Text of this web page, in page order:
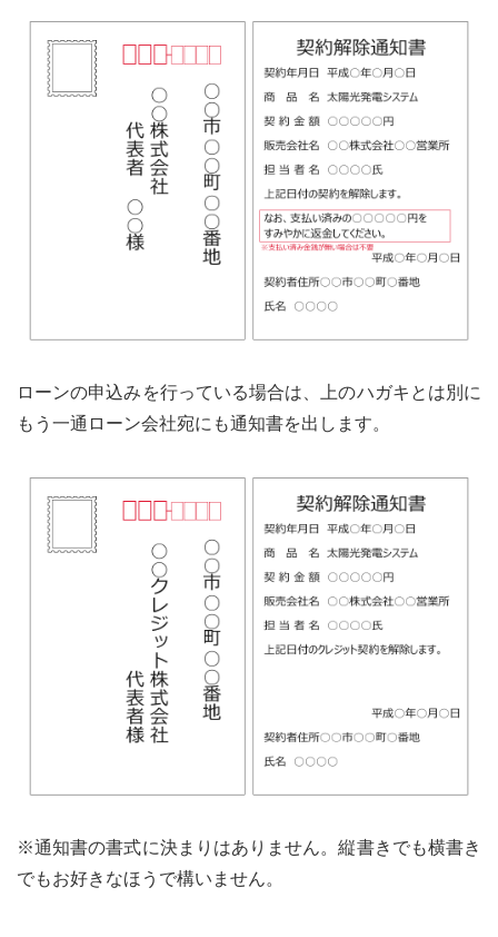
ローンの申込みを行っている場合は、上のハガキとは別に
もう一通ローン会社宛にも通知書を出します。
※通知書の書式に決まりはありません。縦書きでも横書き
でもお好きなほうで構いません。